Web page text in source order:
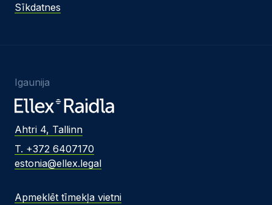
Sīkdatnes
Igaunija
Ahtri 4, Tallinn
T. +372 6407170
estonia@ellex.legal
Apmeklēt tīmekļa vietni